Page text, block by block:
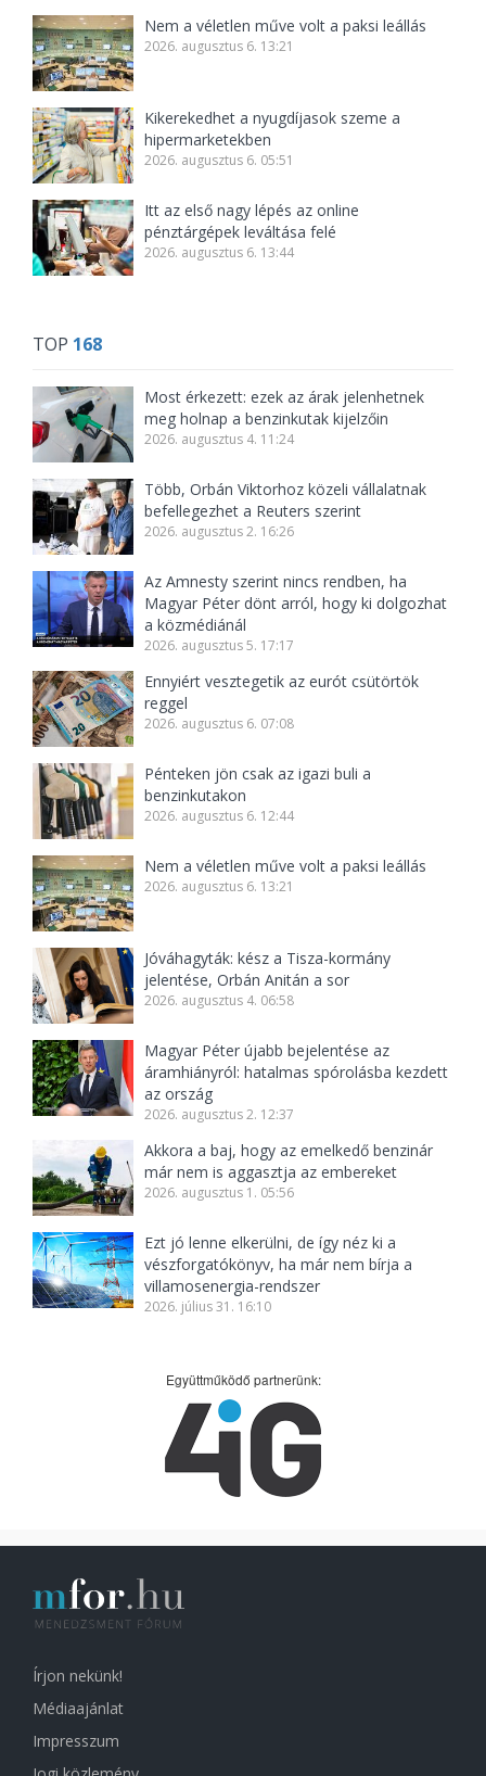
Nem a véletlen műve volt a paksi leállás
2026. augusztus 6. 13:21
Kikerekedhet a nyugdíjasok szeme a
hipermarketekben
2026. augusztus 6. 05:51
Itt az első nagy lépés az online
pénztárgépek leváltása felé
2026. augusztus 6. 13:44
TOP 168
Most érkezett: ezek az árak jelenhetnek
meg holnap a benzinkutak kijelzőin
2026. augusztus 4. 11:24
Több, Orbán Viktorhoz közeli vállalatnak
befellegezhet a Reuters szerint
2026. augusztus 2. 16:26
Az Amnesty szerint nincs rendben, ha
Magyar Péter dönt arról, hogy ki dolgozhat
a közmédiánál
2026. augusztus 5. 17:17
Ennyiért vesztegetik az eurót csütörtök
reggel
2026. augusztus 6. 07:08
Pénteken jön csak az igazi buli a
benzinkutakon
2026. augusztus 6. 12:44
Nem a véletlen műve volt a paksi leállás
2026. augusztus 6. 13:21
Jóváhagyták: kész a Tisza-kormány
jelentése, Orbán Anitán a sor
2026. augusztus 4. 06:58
Magyar Péter újabb bejelentése az
áramhiányról: hatalmas spórolásba kezdett
az ország
2026. augusztus 2. 12:37
Akkora a baj, hogy az emelkedő benzinár
már nem is aggasztja az embereket
2026. augusztus 1. 05:56
Ezt jó lenne elkerülni, de így néz ki a
vészforgatókönyv, ha már nem bírja a
villamosenergia-rendszer
2026. július 31. 16:10
Együttműködő partnerünk:
Írjon nekünk!
Médiaajánlat
Impresszum